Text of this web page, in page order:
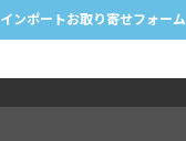
インポートお取り寄せフォーム